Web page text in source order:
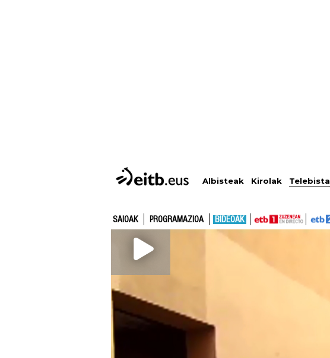
Albisteak Kirolak Telebista
SAIOAK PROGRAMAZIOA BIDEOAK